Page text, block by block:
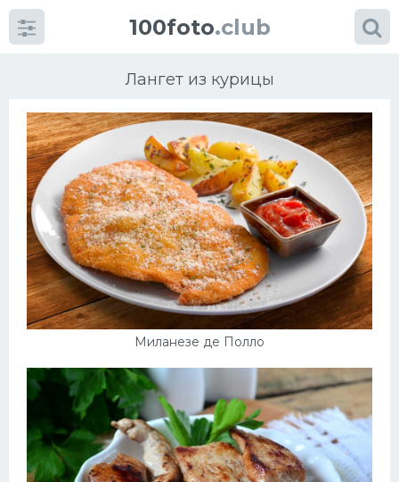
100foto.club
Лангет из курицы
Миланезе де Полло
Категориикартинок
Супы
Мясные блюда
Печенье
Салат
Выпечка
Десерт
Напитки